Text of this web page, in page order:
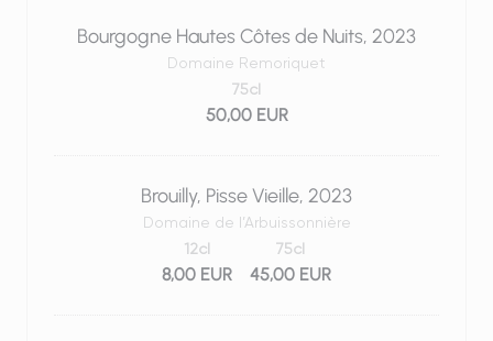
Bourgogne Hautes Côtes de Nuits, 2023
Domaine Remoriquet
50,00 EUR
75cl
Brouilly, Pisse Vieille, 2023
Domaine de l’Arbuissonnière
8,00 EUR
12cl
45,00 EUR
75cl